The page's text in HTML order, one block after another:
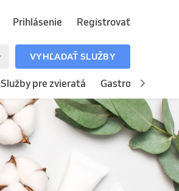
Prihlásenie Registrovať
VYHĽADAŤ SLUŽBY
Služby pre zvieratá Gastronómia